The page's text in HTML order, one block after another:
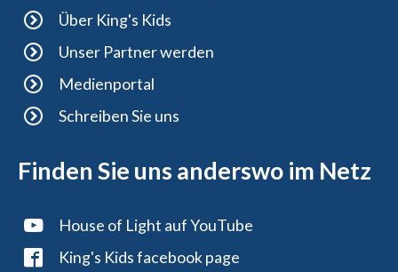
Über King's Kids
Unser Partner werden
Medienportal
Schreiben Sie uns
Finden Sie uns anderswo im Netz
House of Light auf YouTube
King's Kids facebook page